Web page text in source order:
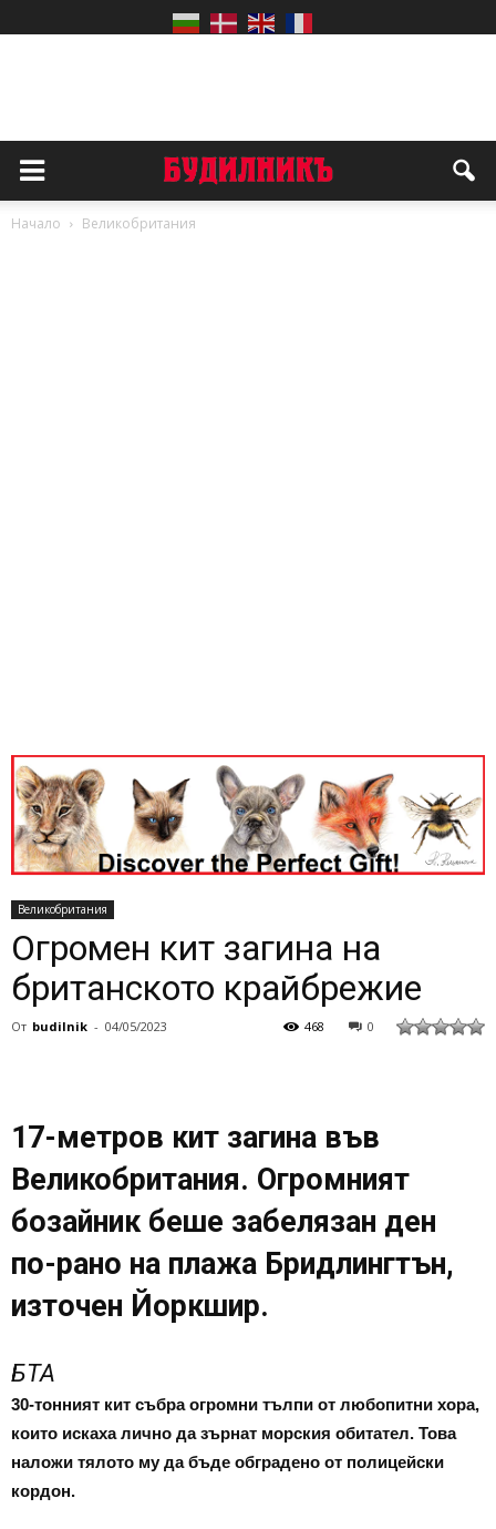
Начало Великобритания
Великобритания
Огромен кит загина на
британското крайбрежие
От budilnik - 04/05/2023 0
468
17-метров кит загина във
Великобритания. Огромният
бозайник беше забелязан ден
по-рано на плажа Бридлингтън,
източен Йоркшир.
БТА
30-тонният кит събра огромни тълпи от любопитни хора,
които искаха лично да зърнат морския обитател. Това
наложи тялото му да бъде обградено от полицейски
кордон.